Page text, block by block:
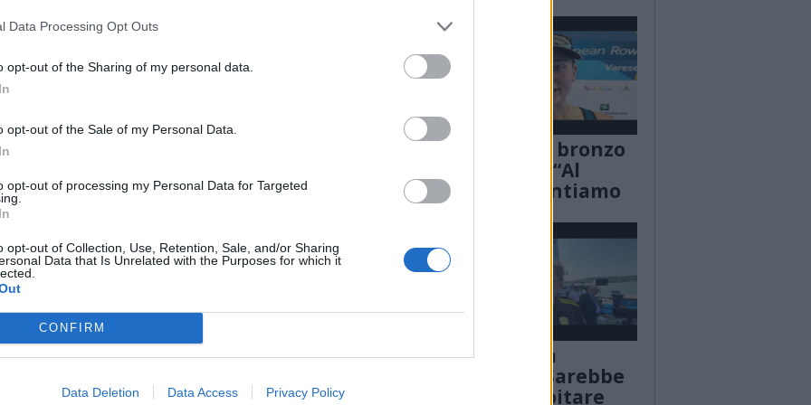
Data Processing Opt Outs
opt-out of the Sharing of my personal data.
opt-out of the Sale of my Personal Data.
opt-out of processing my Personal Data for Targeted
opt-out of Collection, Use, Retention, Sale, and/or Sharing
Data that Is Unrelated with the Purposes for which it
CONFIRM
Data Deletion Data Access Privacy Policy
al Quarto
per
è pronta per fare un
Alice Codato, bronzo
agli Europei: “Al
Mondiale puntiamo
più in alto”
Giovanni Codato: “Il
ha spinto al bronzo”
Giorgetti alla
Schiranna: “Sarebbe
un sogno ospitare